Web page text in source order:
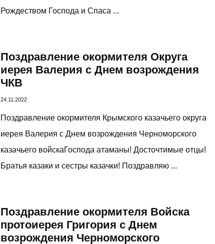
Рождеством Господа и Спаса ...
Поздравление окормителя Округа
иерея Валерия с Днем возрождения
ЧКВ
24.11.2022
Поздравление окормителя Крымского казачьего округа
иерея Валерия с Днем возрождения Черноморского
казачьего войскаГоспода атаманы! Досточтимые отцы!
Братья казаки и сестры казачки! Поздравляю ...
Поздравление окормителя Войска
протоиерея Григория с Днем
возрождения Черноморского